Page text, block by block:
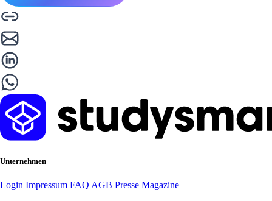
Unternehmen
Login Impressum FAQ AGB Presse Magazine